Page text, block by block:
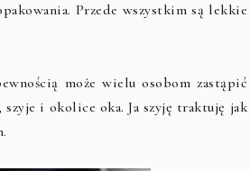
Przede wszystkim są lekkie
może wielu osobom zastąpić
szyje i okolice oka. Ja szyję traktuję jak